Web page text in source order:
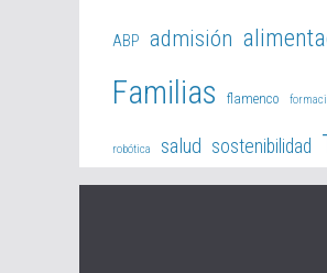
ABP admisión
Familias flamenco
robótica salud sostenibilidad